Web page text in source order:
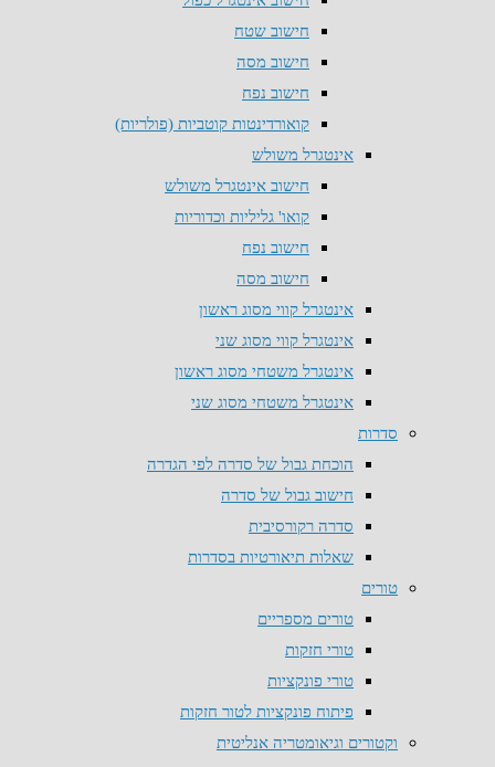
חישוב שטח
חישוב מסה
חישוב נפח
קואורדינטות קוטביות (פולריות)
אינטגרל משולש
חישוב אינטגרל משולש
קואו' גליליות וכדוריות
חישוב נפח
חישוב מסה
אינטגרל קווי מסוג ראשון
אינטגרל קווי מסוג שני
אינטגרל משטחי מסוג ראשון
אינטגרל משטחי מסוג שני
סדרות
הוכחת גבול של סדרה לפי הגדרה
חישוב גבול של סדרה
סדרה רקורסיבית
שאלות תיאורטיות בסדרות
טורים
טורים מספריים
טורי חזקות
טורי פונקציות
פיתוח פונקציות לטור חזקות
וקטורים וגיאומטריה אנליטית